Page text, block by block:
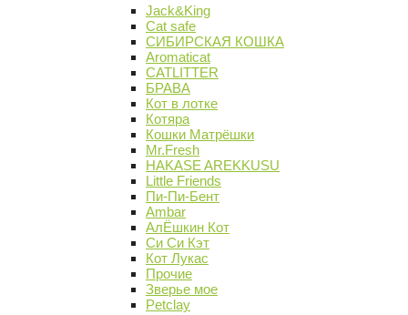
Jack&King
Cat safe
СИБИРСКАЯ КОШКА
Aromaticat
CATLITTER
БРАВА
Кот в лотке
Котяра
Кошки Матрёшки
Mr.Fresh
HAKASE AREKKUSU
Little Friends
Пи-Пи-Бент
Ambar
АлЁшкин Кот
Си Си Кэт
Кот Лукас
Прочие
Зверье мое
Petclay